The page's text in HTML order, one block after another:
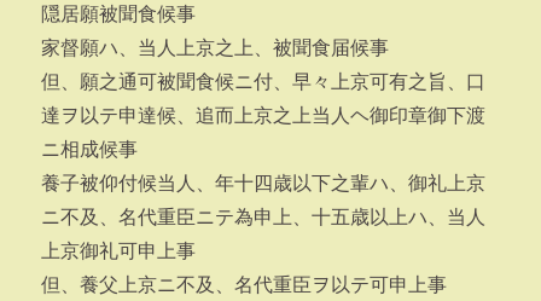
隠居願被聞食候事
家督願ハ、当人上京之上、被聞食届候事
但、願之通可被聞食候ニ付、早々上京可有之旨、口
達ヲ以テ申達候、追而上京之上当人ヘ御印章御下渡
ニ相成候事
養子被仰付候当人、年十四歳以下之輩ハ、御礼上京
ニ不及、名代重臣ニテ為申上、十五歳以上ハ、当人
上京御礼可申上事
但、養父上京ニ不及、名代重臣ヲ以テ可申上事